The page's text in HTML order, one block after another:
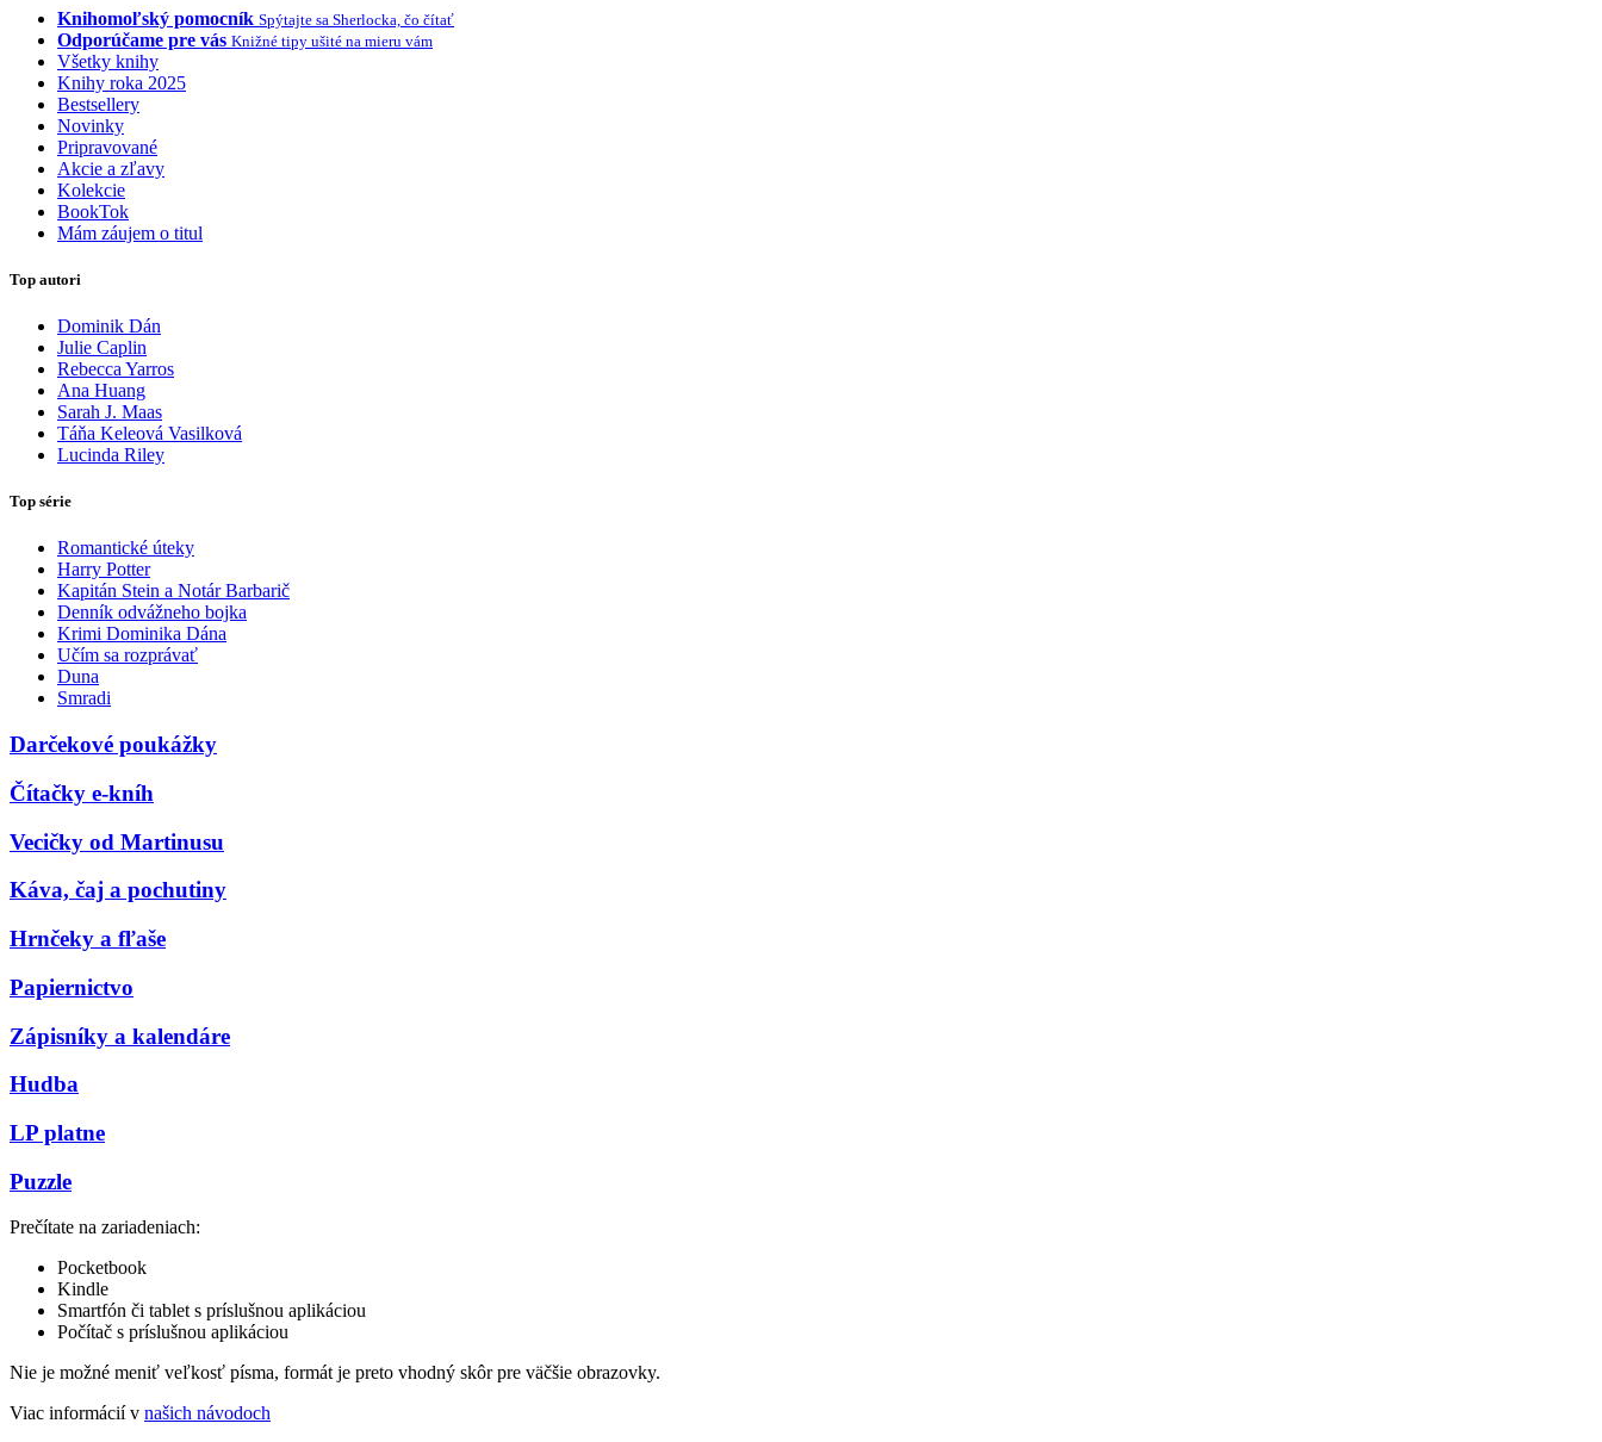
Knihomoľský pomocník Spýtajte sa Sherlocka, čo čítať
Odporúčame pre vás Knižné tipy ušité na mieru vám
Všetky knihy
Knihy roka 2025
Bestsellery
Novinky
Pripravované
Akcie a zľavy
Kolekcie
BookTok
Mám záujem o titul
Top autori
Dominik Dán
Julie Caplin
Rebecca Yarros
Ana Huang
Sarah J. Maas
Táňa Keleová Vasilková
Lucinda Riley
Top série
Romantické úteky
Harry Potter
Kapitán Stein a Notár Barbarič
Denník odvážneho bojka
Krimi Dominika Dána
Učím sa rozprávať
Duna
Smradi
Darčekové poukážky
Čítačky e-kníh
Vecičky od Martinusu
Káva, čaj a pochutiny
Hrnčeky a fľaše
Papiernictvo
Zápisníky a kalendáre
Hudba
LP platne
Puzzle
Prečítate na zariadeniach:
Pocketbook
Kindle
Smartfón či tablet s príslušnou aplikáciou
Počítač s príslušnou aplikáciou
Nie je možné meniť veľkosť písma, formát je preto vhodný skôr pre väčšie obrazovky.
Viac informácií v našich návodoch